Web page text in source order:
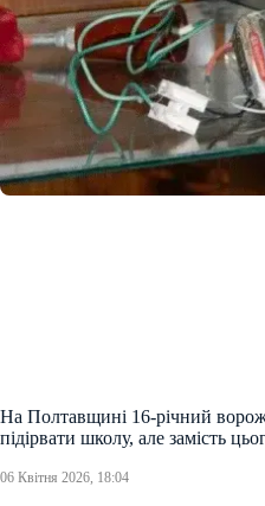
На Полтавщині 16-річний
підірвати школу, але замість
06 Квітня 2026, 18:04